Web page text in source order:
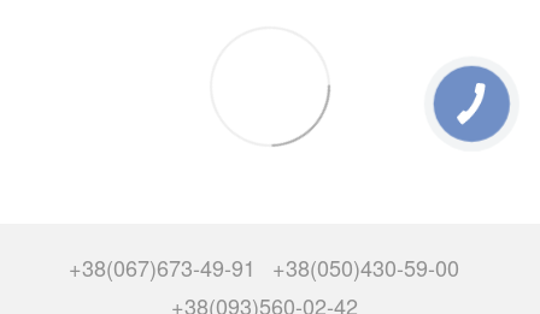
+38(067)673-49-91
+38(050)430-59-00
+38(093)560-02-42